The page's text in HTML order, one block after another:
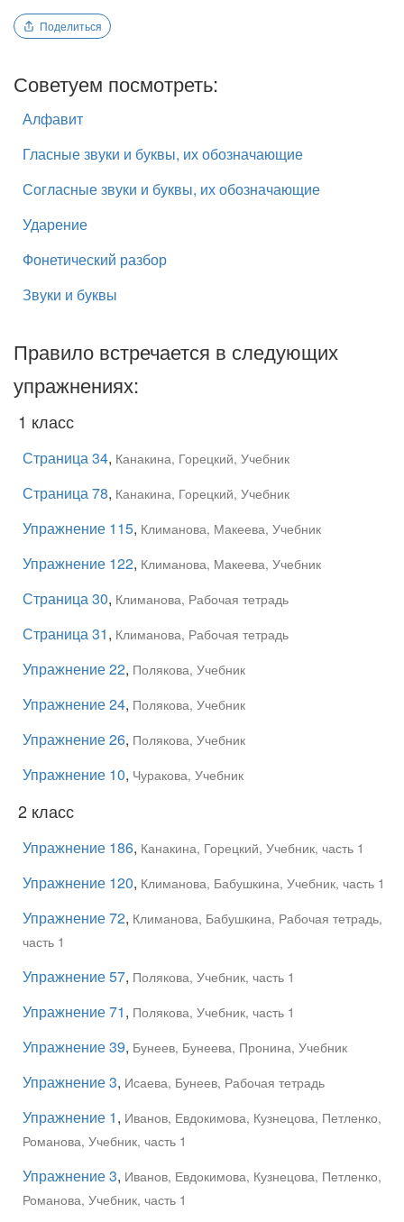
Поделиться
Советуем посмотреть:
Алфавит
Гласные звуки и буквы, их обозначающие
Согласные звуки и буквы, их обозначающие
Ударение
Фонетический разбор
Звуки и буквы
Правило встречается в следующих
упражнениях:
1 класс
Страница 34, Канакина, Горецкий, Учебник
Страница 78, Канакина, Горецкий, Учебник
Упражнение 115, Климанова, Макеева, Учебник
Упражнение 122, Климанова, Макеева, Учебник
Страница 30, Климанова, Рабочая тетрадь
Страница 31, Климанова, Рабочая тетрадь
Упражнение 22, Полякова, Учебник
Упражнение 24, Полякова, Учебник
Упражнение 26, Полякова, Учебник
Упражнение 10, Чуракова, Учебник
2 класс
Упражнение 186, Канакина, Горецкий, Учебник, часть 1
Упражнение 120, Климанова, Бабушкина, Учебник, часть 1
Упражнение 72, Климанова, Бабушкина, Рабочая тетрадь,
часть 1
Упражнение 57, Полякова, Учебник, часть 1
Упражнение 71, Полякова, Учебник, часть 1
Упражнение 39, Бунеев, Бунеева, Пронина, Учебник
Упражнение 3, Исаева, Бунеев, Рабочая тетрадь
Упражнение 1, Иванов, Евдокимова, Кузнецова, Петленко,
Романова, Учебник, часть 1
Упражнение 3, Иванов, Евдокимова, Кузнецова, Петленко,
Романова, Учебник, часть 1